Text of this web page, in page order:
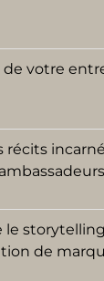
de votre
récits
le
de